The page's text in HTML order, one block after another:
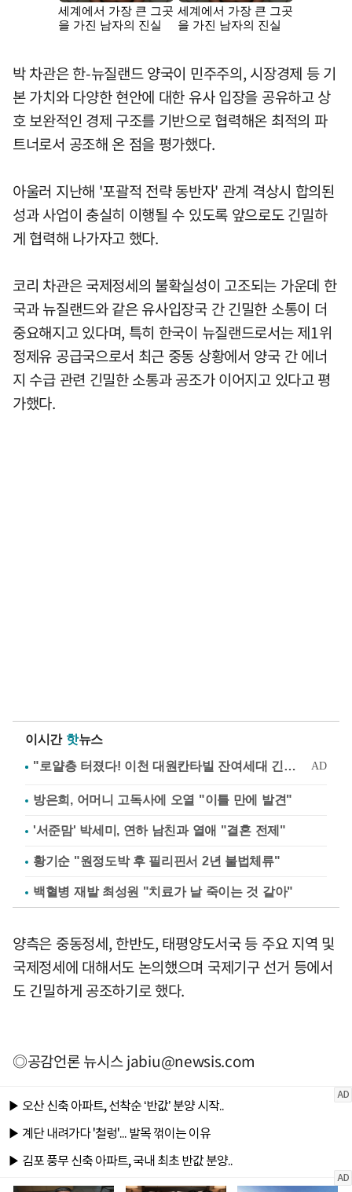
박 차관은 한-뉴질랜드 양국이 민주주의, 시장경제 등 기
본 가치와 다양한 현안에 대한 유사 입장을 공유하고 상
호 보완적인 경제 구조를 기반으로 협력해온 최적의 파
트너로서 공조해 온 점을 평가했다.
아울러 지난해 '포괄적 전략 동반자' 관계 격상시 합의된
성과 사업이 충실히 이행될 수 있도록 앞으로도 긴밀하
게 협력해 나가자고 했다.
코리 차관은 국제정세의 불확실성이 고조되는 가운데 한
국과 뉴질랜드와 같은 유사입장국 간 긴밀한 소통이 더
중요해지고 있다며, 특히 한국이 뉴질랜드로서는 제1위
정제유 공급국으로서 최근 중동 상황에서 양국 간 에너
지 수급 관련 긴밀한 소통과 공조가 이어지고 있다고 평
가했다.
이시간 핫뉴스
방은희, 어머니 고독사에 오열 "이틀 만에 발견"
'서준맘' 박세미, 연하 남친과 열애 "결혼 전제"
황기순 "원정도박 후 필리핀서 2년 불법체류"
백혈병 재발 최성원 "치료가 날 죽이는 것 같아"
양측은 중동정세, 한반도, 태평양도서국 등 주요 지역 및
국제정세에 대해서도 논의했으며 국제기구 선거 등에서
도 긴밀하게 공조하기로 했다.
◎공감언론 뉴시스jabiu@newsis.com